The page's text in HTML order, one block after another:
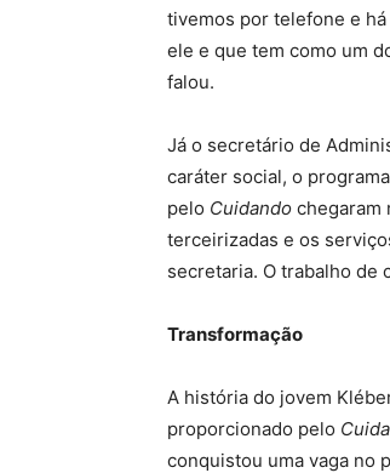
tivemos por telefone e
ele e que tem como um
falou.
Já o secretário de
caráter social, o
pelo Cuidando chegaram
terceirizadas e os
secretaria. O trabalho de
Transformação
A história do jovem
proporcionado pelo
conquistou uma vaga no